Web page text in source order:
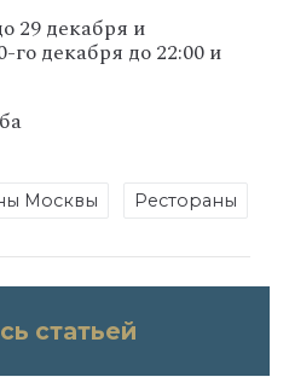
29 декабря и
го декабря до 22:00 и
Москвы Рестораны
статьей